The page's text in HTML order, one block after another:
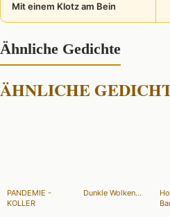
Mit einem Klotz am Bein
Ähnliche Gedichte
ÄHNLICHE
PANDEMIE -
KOLLER
Dunkle Wolken...